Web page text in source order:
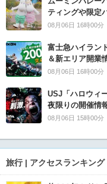
ティングや限定
08月06日 16時00分
富士急ハイラン
＆新エリア開業
08月06日 16時00分
USJ「ハロウィ
夜限りの開催情
08月06日 15時00分
旅行 | アクセスランキング